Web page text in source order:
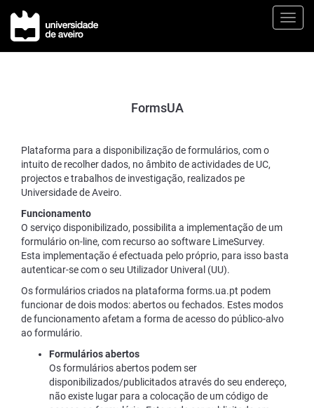
FormsUA
Plataforma para a disponibilização de formulários, com o
intuito de recolher dados, no âmbito de actividades de UC,
projectos e trabalhos de investigação, realizados pe
Universidade de Aveiro.
Funcionamento
O serviço disponibilizado, possibilita a implementação de um
formulário on-line, com recurso ao software LimeSurvey.
Esta implementação é efectuada pelo próprio, para isso basta
autenticar-se com o seu Utilizador Univeral (UU).
Os formulários criados na plataforma forms.ua.pt podem
funcionar de dois modos: abertos ou fechados. Estes modos
de funcionamento afetam a forma de acesso do público-alvo
ao formulário.
Formulários abertos
Os formulários abertos podem ser
disponibilizados/publicitados através do seu endereço,
não existe lugar para a colocação de um código de